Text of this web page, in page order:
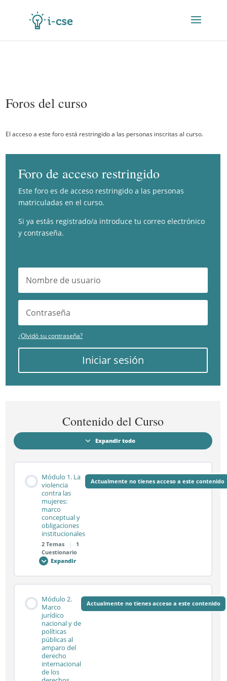
Foros del curso
El acceso a este foro está restringido a las personas inscritas al curso.
Foro de acceso restringido
Este foro es de acceso restringido a las personas
matriculadas en el curso.
Si ya estás registrado/a introduce tu correo electrónico
y contraseña.
¿Olvidó su contraseña?
Iniciar sesión
Contenido del Curso
Expandir todo
Módulos
Módulo 1. La
violencia
contra las
mujeres:
marco
conceptual y
obligaciones
institucionales
2 Temas
1
Cuestionario
Actualmente no tienes acceso a este contenido
Expandir
Módulo
La
violencia
las
mujeres:
marco
conceptual
y
obligaciones
institucionales
0% COMPLETADO 0/2 pasos
Sesión síncrona 1.1
Sesión síncrona 1.2
Módulo 2.
Marco
jurídico
nacional y de
políticas
públicas al
amparo del
derecho
internacional
de los
Actualmente no tienes acceso a este contenido